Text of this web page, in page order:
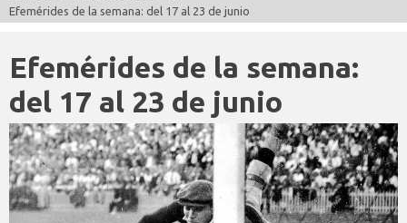
Efemérides de la semana: del 17 al 23 de junio
Efemérides de la semana:
del 17 al 23 de junio